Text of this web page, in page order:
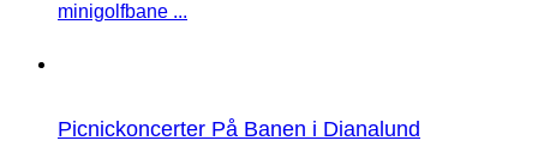
minigolfbane ...
Picnickoncerter På Banen i Dianalund